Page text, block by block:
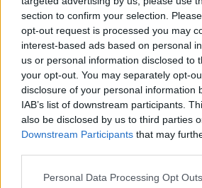
section to confirm your selection.
opt-out request is processed you may
interest-based ads based on personal
us or personal information disclosed to
your opt-out. You may separately opt-
disclosure of your personal information
IAB’s list of downstream participants.
also be disclosed by us to third parties
Downstream Participants that may
Personal Data Processing Opt Outs
2026. július 28., kedd